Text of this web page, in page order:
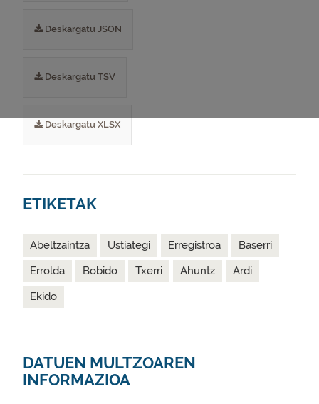
Deskargatu JSON
Deskargatu TSV
Deskargatu XLSX
ETIKETAK
Abeltzaintza Ustiategi Erregistroa
Baserri
Errolda
Bobido Txerri Ahuntz
Ardi
Ekido
DATUEN MULTZOAREN
INFORMAZIOA